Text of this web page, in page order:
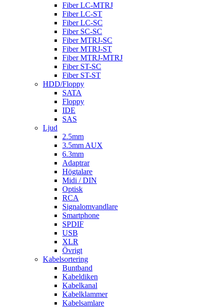
Fiber LC-MTRJ
Fiber LC-ST
Fiber LC-SC
Fiber SC-SC
Fiber MTRJ-SC
Fiber MTRJ-ST
Fiber MTRJ-MTRJ
Fiber ST-SC
Fiber ST-ST
HDD/Floppy
SATA
Floppy
IDE
SAS
Ljud
2.5mm
3.5mm AUX
6.3mm
Adaptrar
Högtalare
Midi / DIN
Optisk
RCA
Signalomvandlare
Smartphone
SPDIF
USB
XLR
Övrigt
Kabelsortering
Buntband
Kabeldiken
Kabelkanal
Kabelklammer
Kabelsamlare